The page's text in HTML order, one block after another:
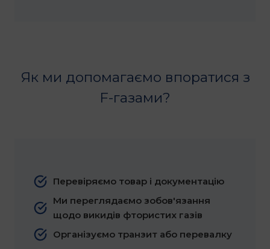
Як ми допомагаємо впоратися з
F-газами?
Перевіряємо товар і документацію
Ми переглядаємо зобов'язання
щодо викидів фтористих газів
Організуємо транзит або перевалку